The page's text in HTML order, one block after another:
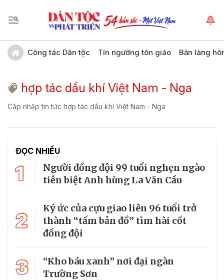
Công tác Dân tộc Tín ngưỡng tôn giáo Bản làng
hợp tác dầu khí Việt Nam - Nga
Cập nhập tin tức hợp tác dầu khí Việt Nam - Nga
ĐỌC NHIỀU
1
Người đồng đội 99 tuổi nghẹn ngào
tiễn biệt Anh hùng La Văn Cầu
2
Ký ức của cựu giao liên 96 tuổi trở
thành “tấm bản đồ” tìm hài cốt
đồng đội
3
“Kho báu xanh” nơi đại ngàn
Trường Sơn